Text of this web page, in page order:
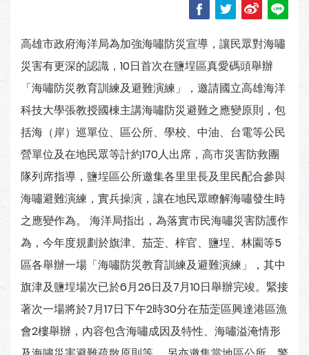
高雄市政府海洋局為加強海嘯防災宣導，讓民眾對海嘯
災害有更深的認識，10日首次在鹽埕區真愛碼頭舉辦
「海嘯防災教育訓練及避難演練」，邀請國立高雄海洋
科技大學張教授國棟主講海嘯防災避難之應變原則，包
括海（岸）巡單位、區公所、學校、中油、台電等公民
營單位及在地民眾等計約170人出席，高市災害防救團
隊列席指導，鹽埕區公所邀集各里里長及里民配合參與
海嘯避難演練，實兵操演，讓在地民眾瞭解海嘯發生時
之應變作為。 海洋局指出，為落實市民海嘯災害防護作
為，今年度規劃於旗津、茄萣、梓官、鹽埕、林園等5
區各舉辦一場「海嘯防災教育訓練及避難演練」，其中
旗津及鹽埕場次已於6月26日及7月10日舉辦完竣。緊接
著次一場將於7月17日下午2時30分在茄萣區興達港區漁
會2樓舉辦，內容包含海嘯成因及特性、海嘯溢淹情形